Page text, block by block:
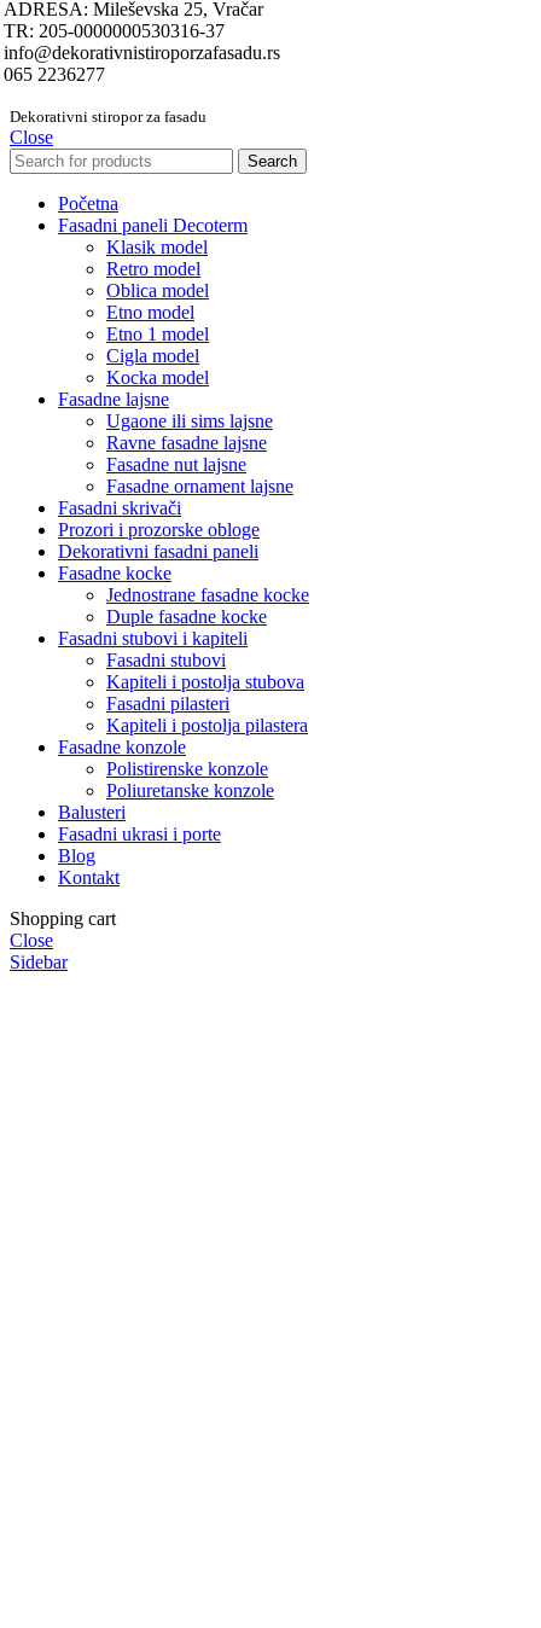
ADRESA: Mileševska 25, Vračar
TR: 205-0000000530316-37
info@dekorativnistiroporzafasadu.rs
065 2236277
Dekorativni stiropor za fasadu
Close
Search
Početna
Fasadni paneli Decoterm
Klasik model
Retro model
Oblica model
Etno model
Etno 1 model
Cigla model
Kocka model
Fasadne lajsne
Ugaone ili sims lajsne
Ravne fasadne lajsne
Fasadne nut lajsne
Fasadne ornament lajsne
Fasadni skrivači
Prozori i prozorske obloge
Dekorativni fasadni paneli
Fasadne kocke
Jednostrane fasadne kocke
Duple fasadne kocke
Fasadni stubovi i kapiteli
Fasadni stubovi
Kapiteli i postolja stubova
Fasadni pilasteri
Kapiteli i postolja pilastera
Fasadne konzole
Polistirenske konzole
Poliuretanske konzole
Balusteri
Fasadni ukrasi i porte
Blog
Kontakt
Shopping cart
Close
Sidebar